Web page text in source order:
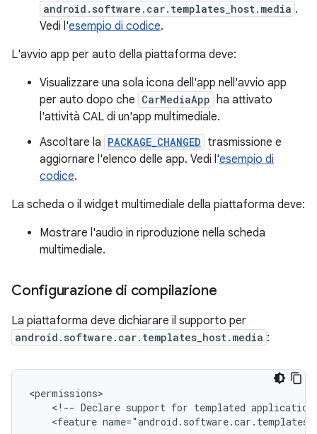
android.software.car.templates_host.media .
Vedi l'esempio di codice.
L'avvio app per auto della piattaforma deve:
Visualizzare una sola icona dell'app nell'avvio app
per auto dopo che CarMediaApp ha attivato
l'attività CAL di un'app multimediale.
Ascoltare la PACKAGE_CHANGED trasmissione e
aggiornare l'elenco delle app. Vedi l'esempio di
codice.
La scheda o il widget multimediale della piattaforma deve:
Mostrare l'audio in riproduzione nella scheda
multimediale.
Configurazione di compilazione
La piattaforma deve dichiarare il supporto per
android.software.car.templates_host.media :
<!-- Declare support for templated
<feature